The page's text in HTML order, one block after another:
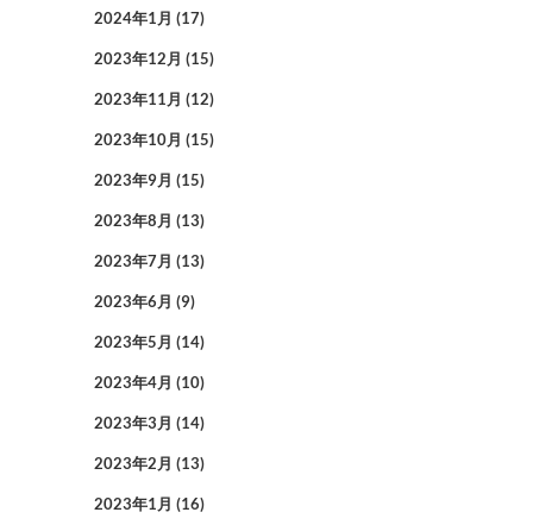
2024年1月 (17)
2023年12月 (15)
2023年11月 (12)
2023年10月 (15)
2023年9月 (15)
2023年8月 (13)
2023年7月 (13)
2023年6月 (9)
2023年5月 (14)
2023年4月 (10)
2023年3月 (14)
2023年2月 (13)
2023年1月 (16)